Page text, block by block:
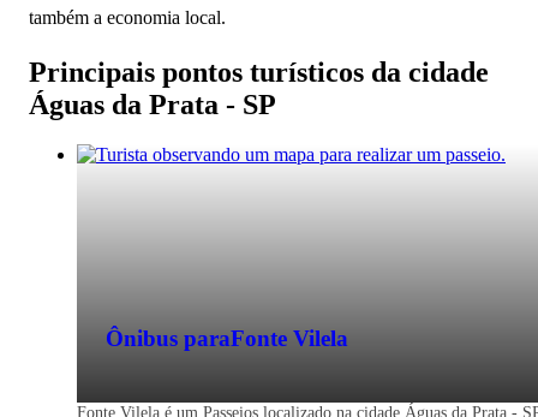
também a economia local.
Principais pontos turísticos da cidade
Águas da Prata - SP
Ônibus paraFonte Vilela
Fonte Vilela é um Passeios localizado na cidade Águas da Prata -